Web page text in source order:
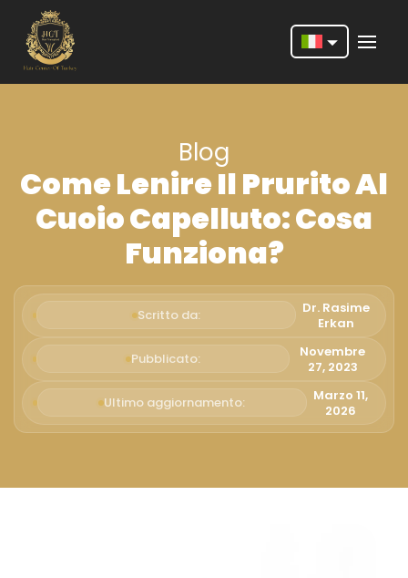
Deutsch
Português
Türkçe
Italiano
Română
Русский
Svenska
Blog
Come Lenire Il Prurito Al
Cuoio Capelluto: Cosa
Funziona?
Scritto da:
Dr. Rasime
Erkan
Pubblicato:
Novembre
27, 2023
Ultimo aggiornamento:
Marzo 11,
2026